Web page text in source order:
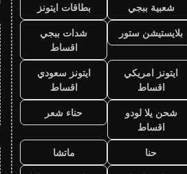
شعبية ببجي
بطاقات ايتونز
بلايستيشن ستور
شدات ببجي
اقساط
ايتونز امريكي
اقساط
ايتونز سعودي
اقساط
شحن يلا لودو
اقساط
حناء شعر
حنا
ماتشا